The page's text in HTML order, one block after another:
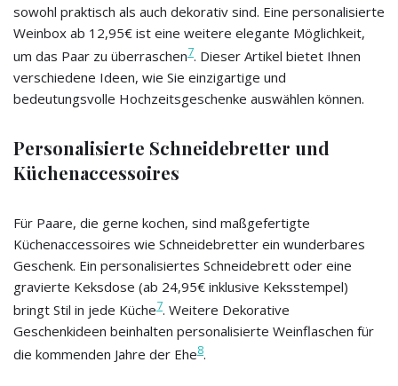
sowohl praktisch als auch dekorativ sind. Eine personalisierte
Weinbox ab 12,95€ ist eine weitere elegante Möglichkeit,
um das Paar zu überraschen7. Dieser Artikel bietet Ihnen
verschiedene Ideen, wie Sie einzigartige und
bedeutungsvolle Hochzeitsgeschenke auswählen können.
Personalisierte Schneidebretter und
Küchenaccessoires
Für Paare, die gerne kochen, sind maßgefertigte
Küchenaccessoires wie Schneidebretter ein wunderbares
Geschenk. Ein personalisiertes Schneidebrett oder eine
gravierte Keksdose (ab 24,95€ inklusive Keksstempel)
bringt Stil in jede Küche7. Weitere Dekorative
Geschenkideen beinhalten personalisierte Weinflaschen für
die kommenden Jahre der Ehe8.